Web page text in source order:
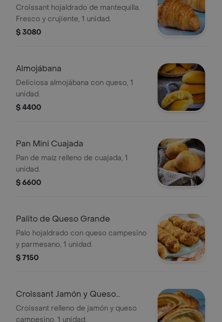
Mediano
Croissant hojaldrado de mantequilla.
Fresco y crujiente, 1 unidad.
$ 3080
Almojábana
Deliciosa almojábana con queso, 1
unidad.
$ 4400
Pan Mini Cuajada
Pan de maíz relleno de cuajada, 1
unidad.
$ 6600
Palito de Queso Grande
Palo hojaldrado con queso campesino
y parmesano, 1 unidad.
$ 7150
Croissant Jamón y Queso
Grande
Croissant relleno de jamón y queso
campesino, 1 unidad.